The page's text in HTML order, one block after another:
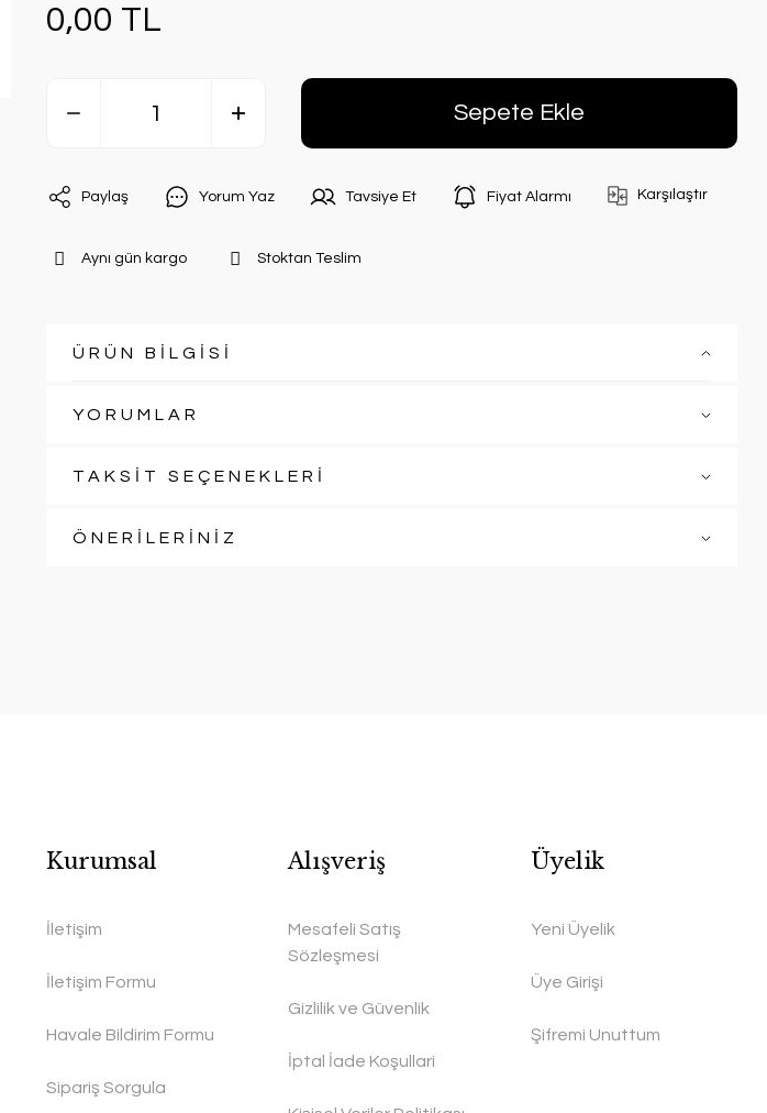
0,00 TL
Sepete Ekle
Paylaş Yorum Yaz Tavsiye Et Fiyat Alarmı Karşılaştır
Aynı gün kargo Stoktan Teslim
ÜRÜN BİLGİSİ
YORUMLAR
TAKSİT SEÇENEKLERİ
ÖNERİLERİNİZ
Kurumsal
İletişim
İletişim Formu
Havale Bildirim Formu
Sipariş Sorgula
Alışveriş
Mesafeli Satış
Sözleşmesi
Gizlilik ve Güvenlik
İptal İade Koşullari
Üyelik
Yeni Üyelik
Üye Girişi
Şifremi Unuttum